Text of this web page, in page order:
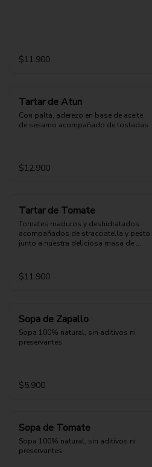
$11.900
Tartar de Atun
Con palta, aderezo en base de aceite
de sesamo acompañado de tostadas
$12.900
Tartar de Tomate
Tomates maduros y deshidratados
acompañados de stracciatella y pesto
junto a nuestra deliciosa masa de
$11.900
Sopa de Zapallo
Sopa 100% natural, sin aditivos ni
preservantes
$5.900
Sopa de Tomate
Sopa 100% natural, sin aditivos ni
preservantes